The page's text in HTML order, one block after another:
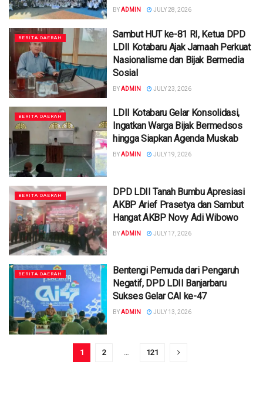
BYADMIN JULY 28, 2026
BERITA DAERAH
Sambut HUT ke-81 RI, Ketua DPD
LDII Kotabaru Ajak Jamaah Perkuat
Nasionalisme dan Bijak Bermedia
Sosial
BYADMIN JULY 23, 2026
BERITA DAERAH
LDII Kotabaru Gelar Konsolidasi,
Ingatkan Warga Bijak Bermedsos
hingga Siapkan Agenda Muskab
BYADMIN JULY 19, 2026
BERITA DAERAH
DPD LDII Tanah Bumbu Apresiasi
AKBP Arief Prasetya dan Sambut
Hangat AKBP Novy Adi Wibowo
BYADMIN JULY 17, 2026
BERITA DAERAH
Bentengi Pemuda dari Pengaruh
Negatif, DPD LDII Banjarbaru
Sukses Gelar CAI ke-47
BYADMIN JULY 13, 2026
1 2 121